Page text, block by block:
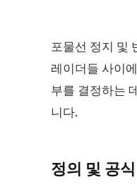
포물선 정지 및
레이더들 사이
부를 결정하는
니다.
정의 및 공식